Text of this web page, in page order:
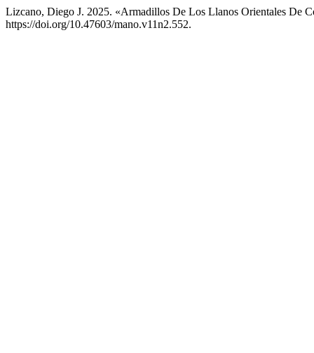
Lizcano, Diego J. 2025. «Armadillos De Los Llanos Orientales De
https://doi.org/10.47603/mano.v11n2.552.